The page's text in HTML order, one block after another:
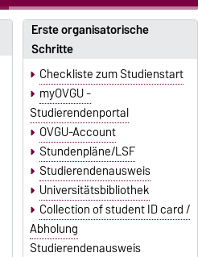
Erste organisatorische
Schritte
Checkliste zum Studienstart
myOVGU -
Studierendenportal
OVGU-Account
Stundenpläne/LSF
Studierendenausweis
Universitätsbibliothek
Collection of student ID card /
Abholung
Studierendenausweis